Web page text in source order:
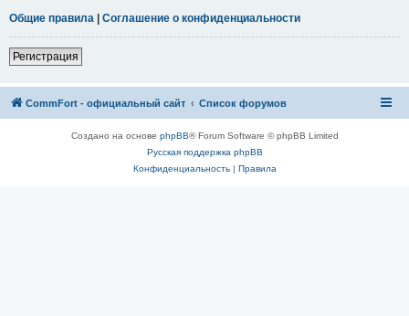
Общие правила | Соглашение о конфиденциальности
Регистрация
CommFort - официальный сайт Список форумов
Создано на основе phpBB® Forum Software © phpBB Limited
Русская поддержка phpBB
Конфиденциальность| Правила